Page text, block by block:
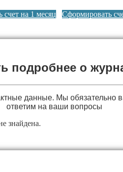
на 1 месяц Сформировать
подробнее о
данные. Мы обязательно
ответим на ваши вопросы
знайдена.